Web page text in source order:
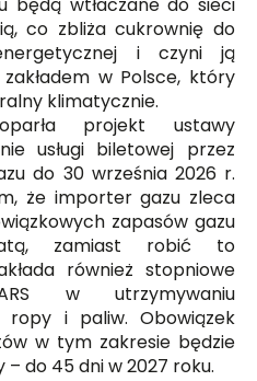
będą wtłaczane do sieci
co zbliża cukrownię do
i czyni ją
w Polsce, który
klimatycznie.
projekt ustawy
usługi biletowej przez
do 30 września 2026 r.
że importer gazu zleca
zapasów gazu
zamiast robić to
również stopniowe
w utrzymywaniu
ropy i paliw. Obowiązek
w tym zakresie będzie
do 45 dni w 2027 roku.